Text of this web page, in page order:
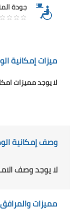
جودة
ميزات إمكانية
لا يوجد مميزات
وصف إمكانية
لا يوجد وصف
مميزات